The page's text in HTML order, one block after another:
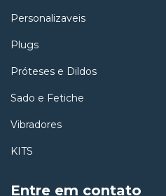
Personalizaveis
Plugs
Próteses e Dildos
Sado e Fetiche
Vibradores
KITS
Entre em contato